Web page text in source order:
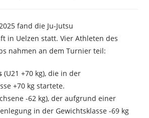
fand die Ju-Jutsu
in Uelzen statt. Vier Athleten des
nahmen an dem Turnier teil:
(U21 +70 kg), die in der
+70 kg startete.
-62 kg), der aufgrund einer
in der Gewichtsklasse -69 kg